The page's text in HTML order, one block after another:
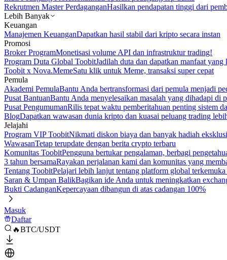
Rekrutmen Master PerdaganganHasilkan pendapatan tinggi dari
Lebih Banyak
Keuangan
Manajemen KeuanganDapatkan hasil stabil dari kripto secara instan
Promosi
Broker ProgramMonetisasi volume API dan infrastruktur trading!
Program Duta Global ToobitJadilah duta dan dapatkan manfaat
Toobit x Nova.MemeSatu klik untuk Meme, transaksi super cepat
Pemula
Akademi PemulaBantu Anda bertransformasi dari pemula menjadi
Pusat BantuanBantu Anda menyelesaikan masalah yang dihadapi di
Pusat PengumumanRilis tepat waktu pemberitahuan penting sistem
BlogDapatkan wawasan dunia kripto dan kuasai peluang trading
Jelajahi
Program VIP ToobitNikmati diskon biaya dan banyak hadiah
WawasanTetap terupdate dengan berita crypto terbaru
Komunitas ToobitPengguna bertukar pengalaman, berbagi
3 tahun bersamaRayakan perjalanan kami dan komunitas yang
Tentang ToobitPelajari lebih lanjut tentang platform global
Saran & Umpan BalikBagikan ide Anda untuk meningkatkan
Bukti CadanganKepercayaan dibangun di atas cadangan 100%
Masuk
Daftar
🔥BTC/USDT